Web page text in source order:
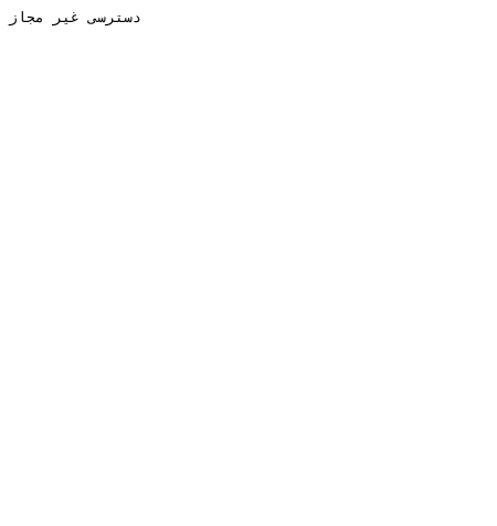
دسترسی غیر مجاز